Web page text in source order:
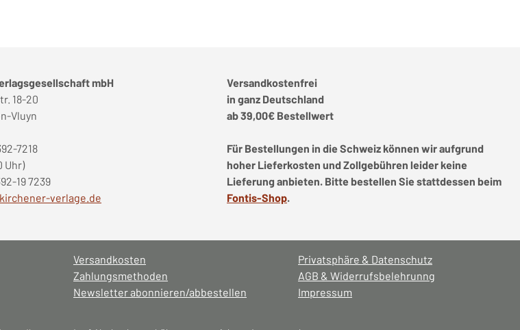
mbH
18-20
Vluyn
7218
Uhr)
19 7239
verlage.de
Versandkostenfrei
in ganz Deutschland
ab 39,00€ Bestellwert
Für Bestellungen in die Schweiz können wir aufgrund
hoher Lieferkosten und Zollgebühren leider keine
Lieferung anbieten. Bitte bestellen Sie stattdessen beim
Fontis-Shop.
Versandkosten
Zahlungsmethoden
Newsletter abonnieren/abbestellen
Privatsphäre & Datenschutz
AGB & Widerrufsbelehrunng
Impressum